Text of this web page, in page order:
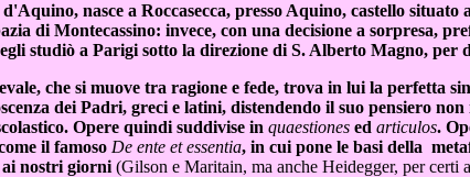
nasce a Roccasecca, presso Aquino, castello
di Montecassino: invece, con una decisione a sorpresa,
studiò a Parigi sotto la direzione di S. Alberto Magno,
che si muove tra ragione e fede, trova in lui la perfetta
dei Padri, greci e latini, distendendo il suo pensiero
Opere quindi suddivise in quaestiones ed articulos.
il famoso De ente et essentia, in cui pone le basi della
nostri giorni (Gilson e Maritain, ma anche Heidegger, per certi